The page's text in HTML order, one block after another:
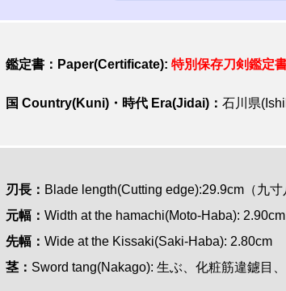
鑑定書：Paper(Certificate): 特別保存刀剣鑑定
国 Country(Kuni)・時代 Era(Jidai)： 石川県
刃長： Blade length(Cutting edge):29.9cm（九
元幅： Width at the hamachi(Moto-Haba):
先幅： Wide at the Kissaki(Saki-Haba): 2.80cm
茎： Sword tang(Nakago): 生ぶ、化粧筋違鑢目、